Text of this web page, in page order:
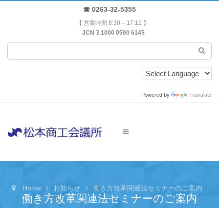
☎ 0263-32-5355
【 営業時間 8:30 – 17:15 】
JCN 3 1000 0500 6145
Powered by Translate
Home お知らせ 働き方改革関連法セミナーのご案内
働き方改革関連法セミナーのご案内